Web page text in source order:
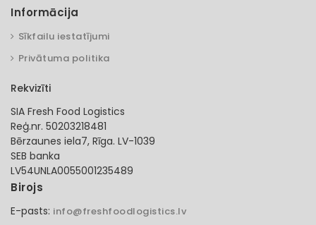
Informācija
Sīkfailu iestatījumi
Privātuma politika
Rekvizīti
SIA Fresh Food Logistics
Reģ.nr. 50203218481
Bērzaunes iela7, Rīga. LV-1039
SEB banka
LV54UNLA0055001235489
Birojs
E-pasts: info@freshfoodlogistics.lv